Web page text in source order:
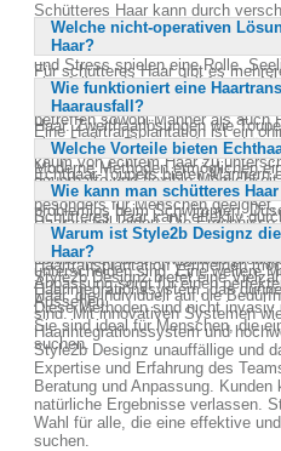
Schütteres Haar kann durch
werden, darunter hormonelle
oder -unterfunktion. Auch
und Stress spielen eine Rolle.
ebenfalls zu Haarausfall führen.
viele Menschen, dass ihr Haar
betreffen sowohl Männer als auch
Welche nicht-operativen
Haar?
Für schütteres Haar gibt es
das WELLNESS
ermöglicht eine unauffällige
Haar. Zweithaarlösungen wie
eine Option. Diese modernen
kaum von echtem Haar zu
dauerhafte und flexible
Wie funktioniert eine
Haarausfall?
Eine Haartransplantation ist ein
eigene Haare in kahle Stellen des
Moderne Methoden ermöglichen
die Haarfollikel präzise
besonders für Menschen
Haarausfall leiden. Die
das Erscheinungsbild erheblich.
können von dieser Methode
Welche Vorteile bieten
Echthaar-Toupets bieten Männern
Lösung für Haarausfall. Diese
problemlos beim Schwimmen,
werden. Sie sind so gestaltet,
erkennbar sind. Diese Lösung ist
Haartransplantation vermeiden
Anpassung sorgt für einen
Aussehen.
Wie kann man schütteres
Schütteres Haar kann effektiv
Toupets oder Perücken kaschiert
mittlerweile so fortschrittlich, dass
unterscheiden sind. Eine weitere
Haarintegrationssystem, das
Diese Methoden sind nicht
Sie sind ideal für Menschen, die
suchen.
Warum ist Style2b Designz
Haar?
Style2b Designz bietet eine
Haar, die individuell auf die
sind. Mit innovativen Systemen
Haarintegrationssystem und
Style2b Designz unauffällige und
Expertise und Erfahrung des
Beratung und Anpassung.
natürliche Ergebnisse verlassen.
Wahl für alle, die eine effektive
suchen.